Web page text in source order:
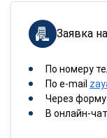
Заявка
По номеру
По e-mail
Через форму
В онлайн-